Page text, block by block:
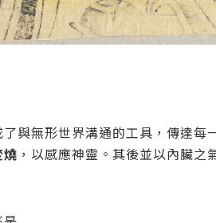
與無形世界溝通的工具，傳達
，以感應神靈。其後並以內臟之